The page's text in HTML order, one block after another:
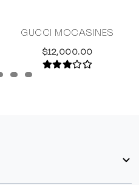
GUCCI MOCASINES
$12,000.00